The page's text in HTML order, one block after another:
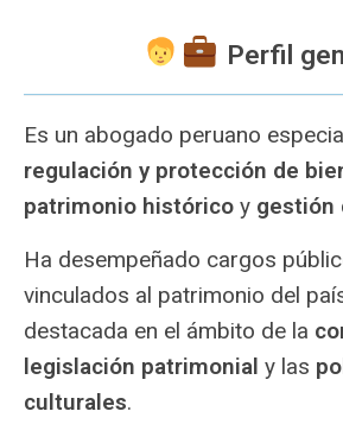
Perfil
Es un abogado peruano
regulación y protección de
patrimonio histórico y gestión
Ha desempeñado cargos
vinculados al patrimonio del
destacada en el ámbito de la
legislación patrimonial y las
culturales.